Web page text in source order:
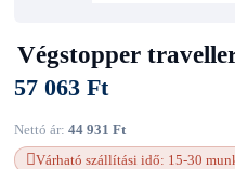
Végstopper
57 063 Ft
Nettó ár: 44 931 Ft
Várható szállítási idő: 15-30